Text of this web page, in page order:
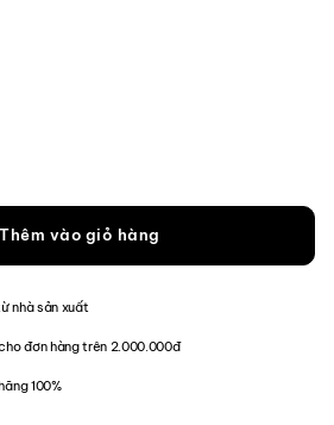
verLambda Patch Set số lượng
Thêm vào giỏ hàng
nhà sản xuất
đơn hàng trên 2.000.000đ
100%